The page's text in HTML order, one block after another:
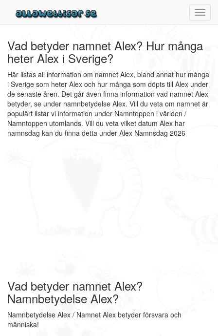
Vad betyder namnet Alex? Hur många
heter Alex i Sverige?
Här listas all information om namnet Alex, bland annat hur många
i Sverige som heter Alex och hur många som döpts till Alex under
de senaste åren. Det går även finna information vad namnet Alex
betyder, se under namnbetydelse Alex. Vill du veta om namnet är
populärt listar vi information under Namntoppen i världen /
Namntoppen utomlands. Vill du veta vilket datum Alex har
namnsdag kan du finna detta under Alex Namnsdag 2026
Vad betyder namnet Alex?
Namnbetydelse Alex?
Namnbetydelse Alex / Namnet Alex betyder försvara och
människa!